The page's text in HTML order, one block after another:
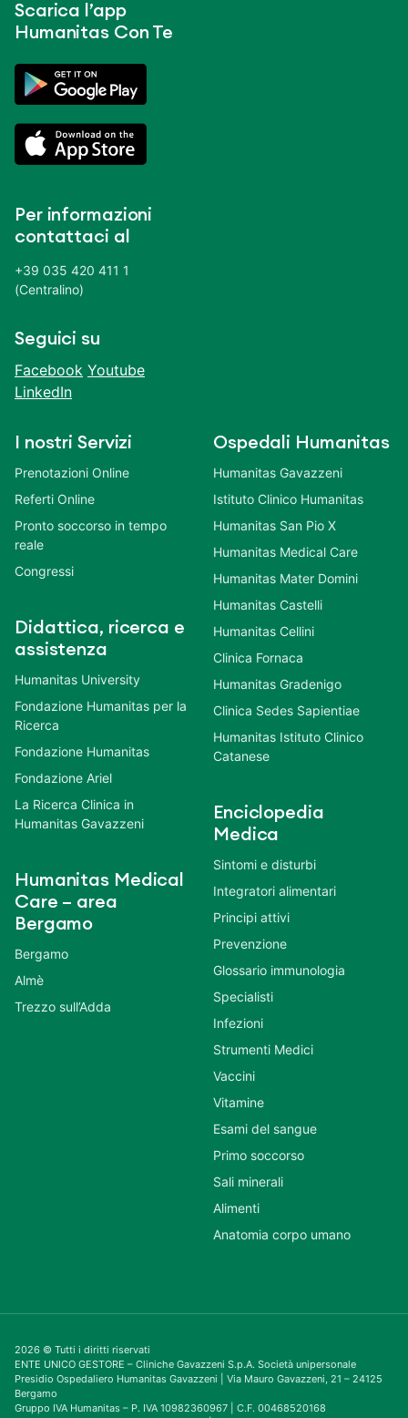
Scarica l’app
Humanitas Con Te
Per informazioni
contattaci al
+39 035 420 411 1
(Centralino)
Seguici su
Facebook Youtube
LinkedIn
I nostri Servizi
Prenotazioni Online
Referti Online
Pronto soccorso in tempo
reale
Congressi
Didattica, ricerca e
assistenza
Humanitas University
Fondazione Humanitas per la
Ricerca
Fondazione Humanitas
Fondazione Ariel
La Ricerca Clinica in
Humanitas Gavazzeni
Humanitas Medical
Care – area
Bergamo
Bergamo
Almè
Trezzo sull’Adda
Ospedali Humanitas
Humanitas Gavazzeni
Istituto Clinico Humanitas
Humanitas San Pio X
Humanitas Medical Care
Humanitas Mater Domini
Humanitas Castelli
Humanitas Cellini
Clinica Fornaca
Humanitas Gradenigo
Clinica Sedes Sapientiae
Humanitas Istituto Clinico
Catanese
Enciclopedia
Medica
Sintomi e disturbi
Integratori alimentari
Principi attivi
Prevenzione
Glossario immunologia
Specialisti
Infezioni
Strumenti Medici
Vaccini
Vitamine
Esami del sangue
Primo soccorso
Sali minerali
Alimenti
Anatomia corpo umano
2026 © Tutti i diritti riservati
ENTE UNICO GESTORE – Cliniche Gavazzeni S.p.A. Società unipersonale
Presidio Ospedaliero Humanitas Gavazzeni | Via Mauro Gavazzeni, 21 – 24125
Bergamo
Gruppo IVA Humanitas – P. IVA 10982360967 | C.F. 00468520168